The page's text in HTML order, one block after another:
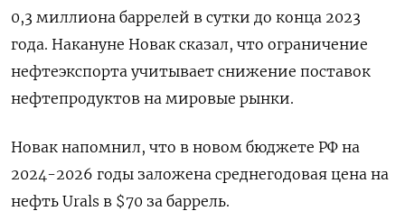
0,3 миллиона баррелей в сутки до конца 2023
года. Накануне Новак сказал, что ограничение
нефтеэкспорта учитывает снижение поставок
нефтепродуктов на мировые рынки.
Новак напомнил, что в новом бюджете РФ на
2024-2026 годы заложена среднегодовая цена на
нефть Urals в $70 за баррель.